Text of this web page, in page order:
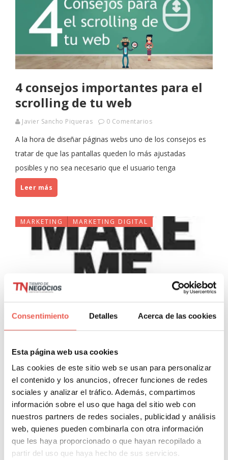
Consentimiento Detalles Acerca de las cookies
Esta página web usa cookies
Las cookies de este sitio web se usan para personalizar
el contenido y los anuncios, ofrecer funciones de redes
sociales y analizar el tráfico. Además, compartimos
información sobre el uso que haga del sitio web con
nuestros partners de redes sociales, publicidad y análisis
web, quienes pueden combinarla con otra información
que les haya proporcionado o que hayan recopilado a
partir del uso que haya hecho de sus servicios.
4 consejos importantes para el
scrolling de tu web
Javier Sancho Piqueras 0 Comentarios
A la hora de diseñar páginas webs uno de los consejos es
tratar de que las pantallas queden lo más ajustadas
posibles y no sea necesario que el usuario tenga
Leer más
MARKETING MARKETING DIGITAL
Cómo trabajar la usabilidad de
tu página web para conseguir
más clientes
Javier Sancho Piqueras 4 Comentarios
La usabilidad web lamentablemente en muchos proyectos
es la gran olvidada. El motivo principal es que no tenemos
asentados algunos conceptos que considero muy
importantes alrededor de este tema: –